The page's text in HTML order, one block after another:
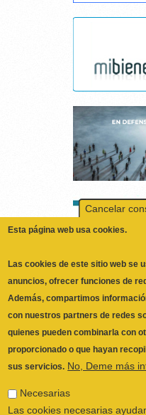
ILUSTRE
Cancelar
Las cookies de este sitio web se
Además, compartimos
con nuestros partners de redes
quienes pueden combinarla con
proporcionado o que hayan
sus servicios. No, Deme más
Necesarias
Las cookies necesarias
activando funciones básicas
acceso a áreas seguras de la